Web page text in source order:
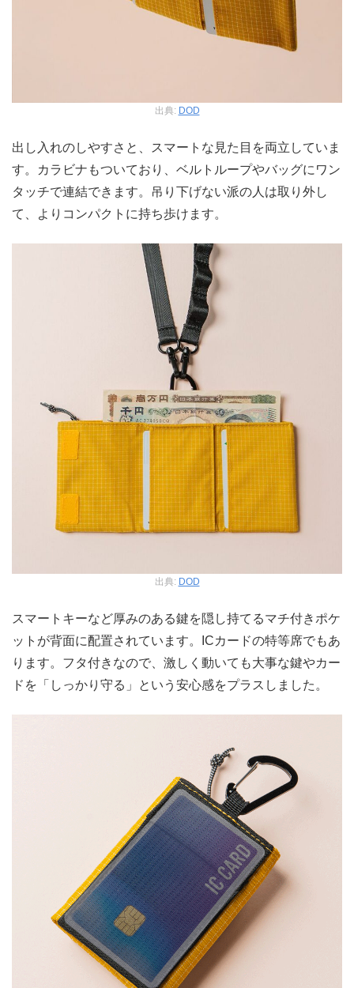
出典: DOD
出し入れのしやすさと、スマートな見た目を両立していま
す。カラビナもついており、ベルトループやバッグにワン
タッチで連結できます。吊り下げない派の人は取り外し
て、よりコンパクトに持ち歩けます。
出典: DOD
スマートキーなど厚みのある鍵を隠し持てるマチ付きポケ
ットが背面に配置されています。ICカードの特等席でもあ
ります。フタ付きなので、激しく動いても大事な鍵やカー
ドを「しっかり守る」という安心感をプラスしました。